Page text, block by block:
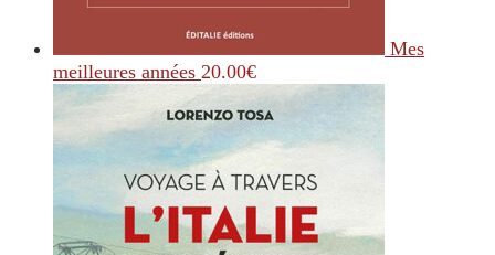
Mes
meilleures années 20.00€